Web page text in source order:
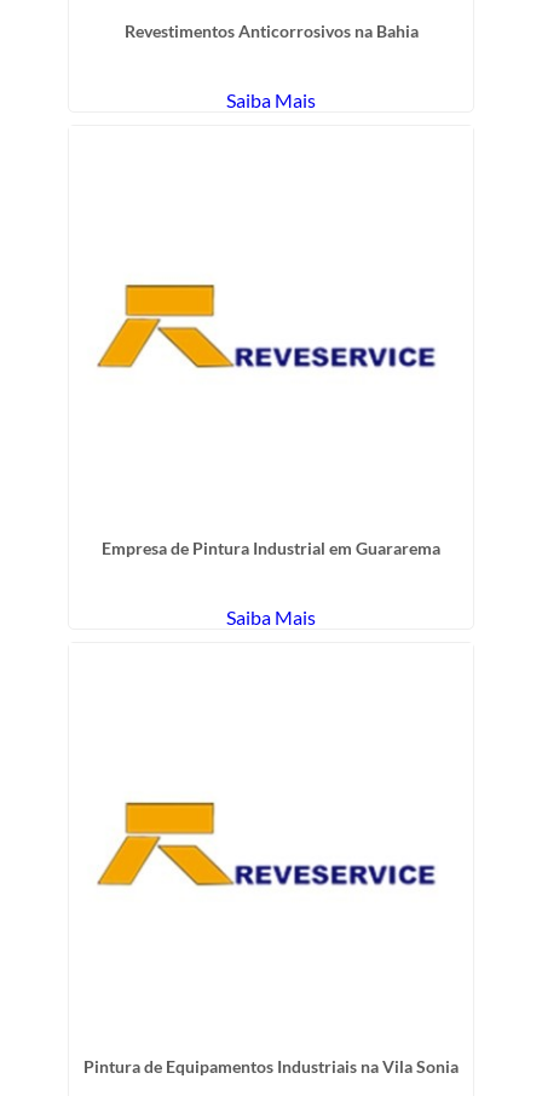
Revestimentos Anticorrosivos na Bahia
Saiba Mais
Empresa de Pintura Industrial em Guararema
Saiba Mais
Pintura de Equipamentos Industriais na Vila Sonia